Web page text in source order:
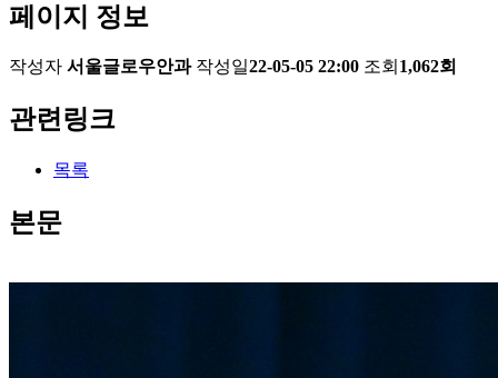
페이지 정보
작성자 서울글로우안과 작성일22-05-05 22:00 조회 1,062회
관련링크
목록
본문